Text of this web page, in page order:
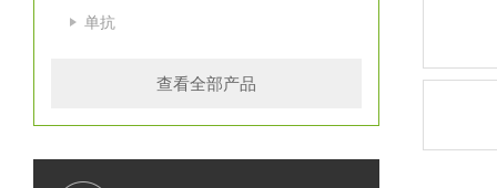
单抗
查看全部产品